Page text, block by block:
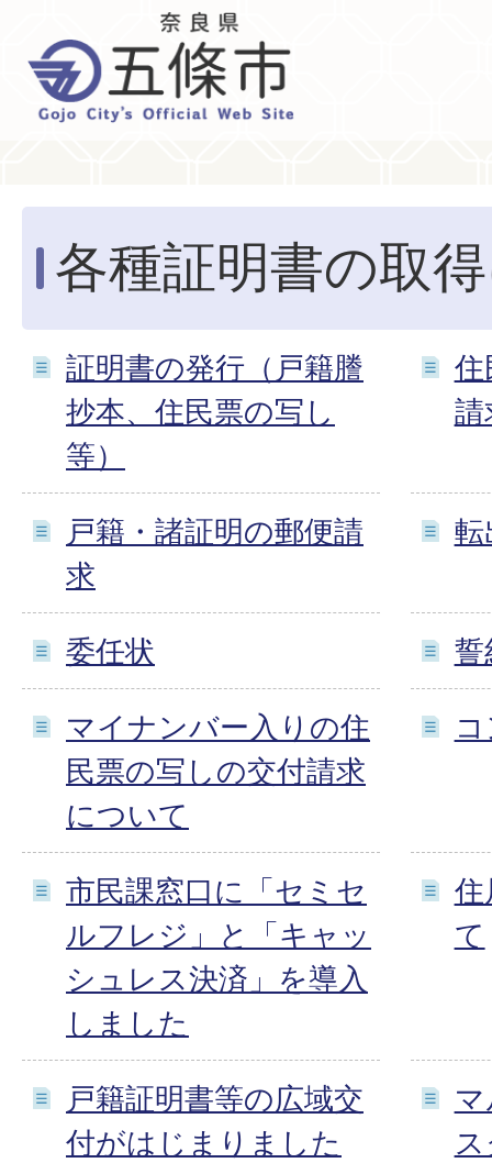
各種証明書の取
証明書の発行（戸籍謄
抄本、住民票の写し
等）
住
請
戸籍・諸証明の郵便請
求
転
委任状 誓
マイナンバー入りの住
民票の写しの交付請求
について
市民課窓口に「セミセ
ルフレジ」と「キャッ
シュレス決済」を導入
しました
住
て
戸籍証明書等の広域交
付がはじまりました